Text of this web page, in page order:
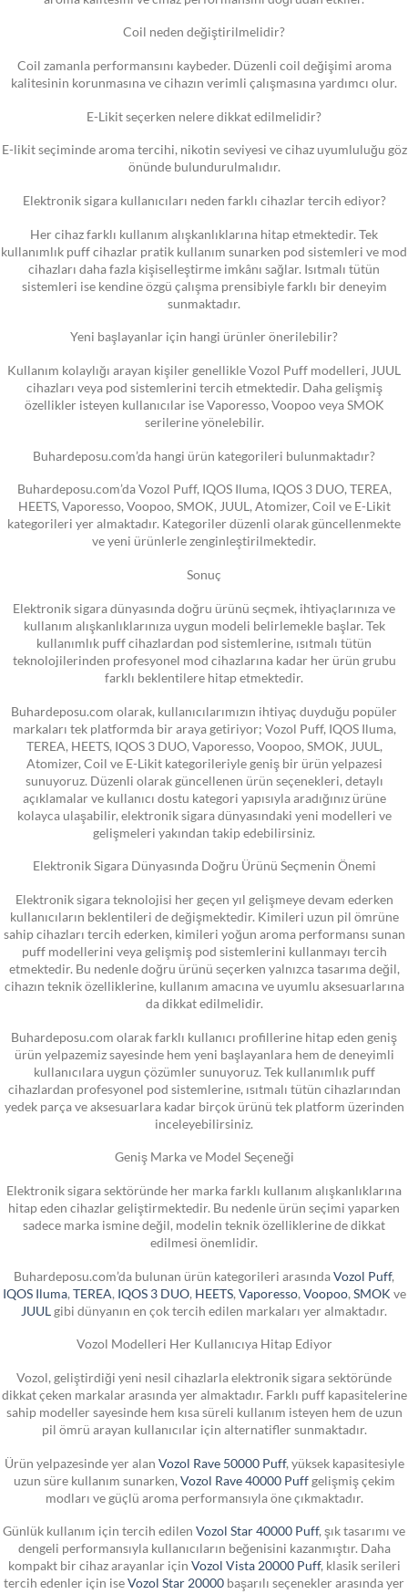
Coil neden değiştirilmelidir?
Coil zamanla performansını kaybeder. Düzenli coil değişimi aroma
kalitesinin korunmasına ve cihazın verimli çalışmasına yardımcı olur.
E-Likit seçerken nelere dikkat edilmelidir?
E-likit seçiminde aroma tercihi, nikotin seviyesi ve cihaz uyumluluğu göz
önünde bulundurulmalıdır.
Elektronik sigara kullanıcıları neden farklı cihazlar tercih ediyor?
Her cihaz farklı kullanım alışkanlıklarına hitap etmektedir. Tek
kullanımlık puff cihazlar pratik kullanım sunarken pod sistemleri ve mod
cihazları daha fazla kişiselleştirme imkânı sağlar. Isıtmalı tütün
sistemleri ise kendine özgü çalışma prensibiyle farklı bir deneyim
sunmaktadır.
Yeni başlayanlar için hangi ürünler önerilebilir?
Kullanım kolaylığı arayan kişiler genellikle Vozol Puff modelleri, JUUL
cihazları veya pod sistemlerini tercih etmektedir. Daha gelişmiş
özellikler isteyen kullanıcılar ise Vaporesso, Voopoo veya SMOK
serilerine yönelebilir.
Buhardeposu.com’da hangi ürün kategorileri bulunmaktadır?
Buhardeposu.com’da Vozol Puff, IQOS Iluma, IQOS 3 DUO, TEREA,
HEETS, Vaporesso, Voopoo, SMOK, JUUL, Atomizer, Coil ve E-Likit
kategorileri yer almaktadır. Kategoriler düzenli olarak güncellenmekte
ve yeni ürünlerle zenginleştirilmektedir.
Sonuç
Elektronik sigara dünyasında doğru ürünü seçmek, ihtiyaçlarınıza ve
kullanım alışkanlıklarınıza uygun modeli belirlemekle başlar. Tek
kullanımlık puff cihazlardan pod sistemlerine, ısıtmalı tütün
teknolojilerinden profesyonel mod cihazlarına kadar her ürün grubu
farklı beklentilere hitap etmektedir.
Buhardeposu.com olarak, kullanıcılarımızın ihtiyaç duyduğu popüler
markaları tek platformda bir araya getiriyor; Vozol Puff, IQOS Iluma,
TEREA, HEETS, IQOS 3 DUO, Vaporesso, Voopoo, SMOK, JUUL,
Atomizer, Coil ve E-Likit kategorileriyle geniş bir ürün yelpazesi
sunuyoruz. Düzenli olarak güncellenen ürün seçenekleri, detaylı
açıklamalar ve kullanıcı dostu kategori yapısıyla aradığınız ürüne
kolayca ulaşabilir, elektronik sigara dünyasındaki yeni modelleri ve
gelişmeleri yakından takip edebilirsiniz.
Elektronik Sigara Dünyasında Doğru Ürünü Seçmenin Önemi
Elektronik sigara teknolojisi her geçen yıl gelişmeye devam ederken
kullanıcıların beklentileri de değişmektedir. Kimileri uzun pil ömrüne
sahip cihazları tercih ederken, kimileri yoğun aroma performansı sunan
puff modellerini veya gelişmiş pod sistemlerini kullanmayı tercih
etmektedir. Bu nedenle doğru ürünü seçerken yalnızca tasarıma değil,
cihazın teknik özelliklerine, kullanım amacına ve uyumlu aksesuarlarına
da dikkat edilmelidir.
Buhardeposu.com olarak farklı kullanıcı profillerine hitap eden geniş
ürün yelpazemiz sayesinde hem yeni başlayanlara hem de deneyimli
kullanıcılara uygun çözümler sunuyoruz. Tek kullanımlık puff
cihazlardan profesyonel pod sistemlerine, ısıtmalı tütün cihazlarından
yedek parça ve aksesuarlara kadar birçok ürünü tek platform üzerinden
inceleyebilirsiniz.
Geniş Marka ve Model Seçeneği
Elektronik sigara sektöründe her marka farklı kullanım alışkanlıklarına
hitap eden cihazlar geliştirmektedir. Bu nedenle ürün seçimi yaparken
sadece marka ismine değil, modelin teknik özelliklerine de dikkat
edilmesi önemlidir.
Buhardeposu.com’da bulunan ürün kategorileri arasındaVozol Puff,
IQOS Iluma, TEREA IQOS 3 DUO, HEETS, Vaporesso, Voopoo, SMOK ve
JUUL gibi dünyanın en çok tercih edilen markaları yer almaktadır.
Vozol Modelleri Her Kullanıcıya Hitap Ediyor
Vozol, geliştirdiği yeni nesil cihazlarla elektronik sigara sektöründe
dikkat çeken markalar arasında yer almaktadır. Farklı puff kapasitelerine
sahip modeller sayesinde hem kısa süreli kullanım isteyen hem de uzun
pil ömrü arayan kullanıcılar için alternatifler sunmaktadır.
Ürün yelpazesinde yer alan Vozol Rave 50000 Puff, yüksek kapasitesiyle
uzun süre kullanım sunarken, Vozol Rave 40000 Puffgelişmiş çekim
modları ve güçlü aroma performansıyla öne çıkmaktadır.
Günlük kullanım için tercih edilen Vozol Star 40000 Puff, şık tasarımı ve
dengeli performansıyla kullanıcıların beğenisini kazanmıştır. Daha
kompakt bir cihaz arayanlar için Vozol Vista 20000 Puff, klasik serileri
tercih edenler için iseVozol Star 20000 başarılı seçenekler arasında yer